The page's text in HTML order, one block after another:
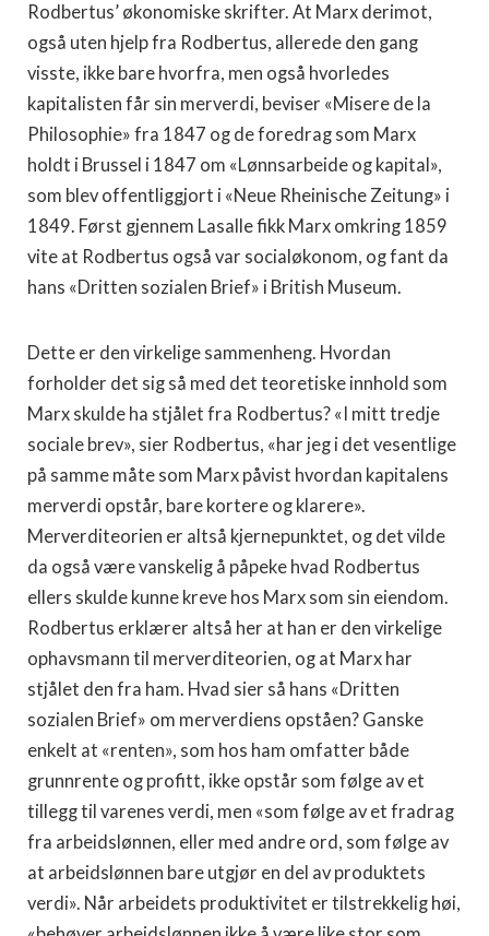
Rodbertus’ økonomiske skrifter. At Marx derimot,
også uten hjelp fra Rodbertus, allerede den gang
visste, ikke bare hvorfra, men også hvorledes
kapitalisten får sin merverdi, beviser «Misere de la
Philosophie» fra 1847 og de foredrag som Marx
holdt i Brussel i 1847 om «Lønnsarbeide og kapital»,
som blev offentliggjort i «Neue Rheinische Zeitung» i
1849. Først gjennem Lasalle fikk Marx omkring 1859
vite at Rodbertus også var socialøkonom, og fant da
hans «Dritten sozialen Brief» i British Museum.
Dette er den virkelige sammenheng. Hvordan
forholder det sig så med det teoretiske innhold som
Marx skulde ha stjålet fra Rodbertus? «I mitt tredje
sociale brev», sier Rod­bertus, «har jeg i det vesentlige
på samme måte som Marx på­vist hvordan kapitalens
merverdi opstår, bare kortere og kla­rere».
Merverditeorien er altså kjernepunktet, og det vilde
da også være vanskelig å påpeke hvad Rodbertus
ellers skulde kunne kreve hos Marx som sin eiendom.
Rodbertus erklærer altså her at han er den virkelige
ophavsmann til merverditeorien, og at Marx har
stjålet den fra ham. Hvad sier så hans «Dritten
sozialen Brief» om merverdiens opståen? Ganske
enkelt at «renten», som hos ham omfatter både
grunnrente og profitt, ikke opstår som følge av et
tillegg til varenes verdi, men «som følge av et fradrag
fra arbeidslønnen, eller med andre ord, som følge av
at arbeidslønnen bare utgjør en del av produktets
verdi». Når arbeidets produktivitet er tilstrek­kelig høi,